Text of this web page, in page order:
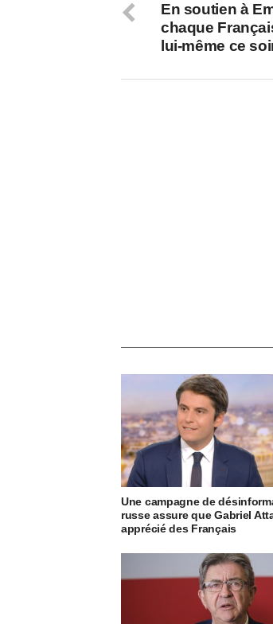
En soutien à
chaque
lui-même ce
Une campagne de
russe assure que Gabriel
apprécié des Français